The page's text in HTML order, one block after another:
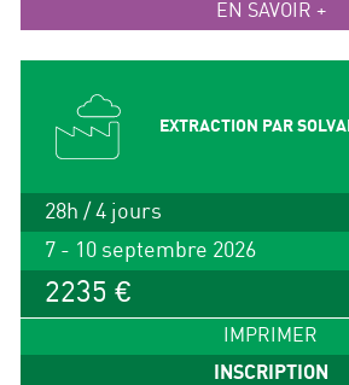
EN SAVOIR +
EXTRACTION PAR
28h / 4 jours
7 - 10 septembre 2026
2235 €
IMPRIMER
INSCRIPTION